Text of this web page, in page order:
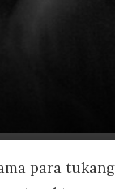
para